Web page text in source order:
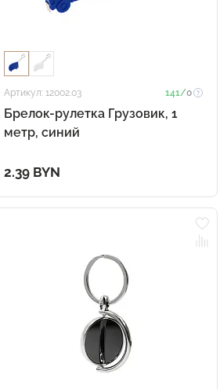
Артикул: 12002.03 141/0
Брелок-рулетка Грузовик, 1
метр, синий
2.39 BYN